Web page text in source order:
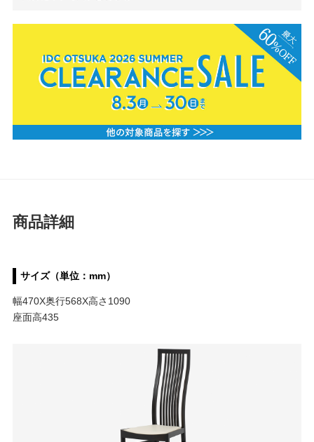
商品詳細
サイズ（単位：mm）
幅470X奥行568X高さ1090
座面高435